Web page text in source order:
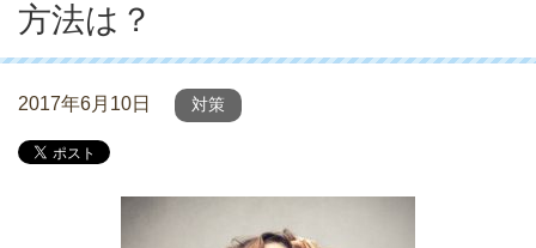
方法は？
2017年6月10日 対策